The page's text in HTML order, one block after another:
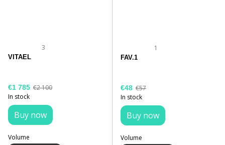
3
VITAEL
€1 785 €2 100
In stock
Buy now
Volume
1
FAV.1
€48 €57
In stock
Buy now
Volume